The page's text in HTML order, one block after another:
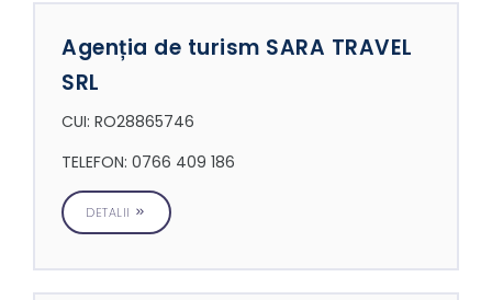
Agenția de turism SARA TRAVEL
SRL
CUI: RO28865746
TELEFON: 0766 409 186
DETALII